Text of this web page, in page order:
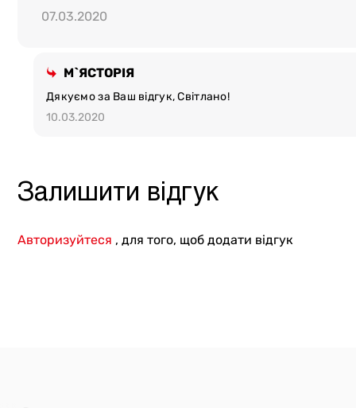
07.03.2020
М`ЯСТОРІЯ
Дякуємо за Ваш відгук, Світлано!
10.03.2020
Залишити відгук
Авторизуйтеся , для того, щоб додати відгук